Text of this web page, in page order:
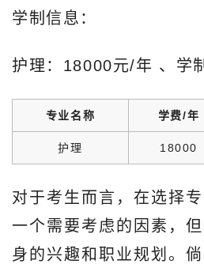
学制信息：
护理：18000元/年‌ 、学
专业名称 学费/年
护理 18000
对于考生而言，在选择
一个需要考虑的因素，
身的兴趣和职业规划。